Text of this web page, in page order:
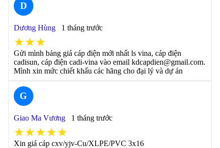
D
Dương Hùng 1 tháng trước
★★★
Gửi mình bảng giá cáp điện mới nhất ls vina, cáp điện
cadisun, cáp điện cadi-vina vào email kdcapdien@gmail.com.
Mình xin mức chiết khấu các hãng cho đại lý và dự án
G
Giao Ma Vương 1 tháng trước
★★★★★
Xin giá cáp cxv/yjv-Cu/XLPE/PVC 3x16